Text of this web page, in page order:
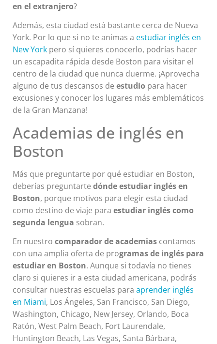
en el extranjero?
Además, esta ciudad está bastante cerca de Nueva
York. Por lo que si no te animas a estudiar inglés en
New York pero sí quieres conocerlo, podrías hacer
un escapadita rápida desde Boston para visitar el
centro de la ciudad que nunca duerme. ¡Aprovecha
alguno de tus descansos deestudio para hacer
excusiones y conocer los lugares más emblemáticos
de la Gran Manzana!
Academias de inglés en
Boston
Más que preguntarte por qué estudiar en Boston,
deberías preguntartedónde estudiar inglés en
Boston, porque motivos para elegir esta ciudad
como destino de viaje paraestudiar inglés como
segunda lengua sobran.
En nuestrocomparador de academias contamos
con una amplia oferta de programas de inglés para
estudiar en Boston. Aunque si todavía no tienes
claro si quieres ir a esta ciudad americana, podrás
consultar nuestras escuelas paraaprender inglés
en Miami, Los Ángeles, San Francisco, San Diego,
Washington, Chicago, New Jersey, Orlando, Boca
Ratón, West Palm Beach, Fort Laurendale,
Huntington Beach, Las Vegas, Santa Bárbara,